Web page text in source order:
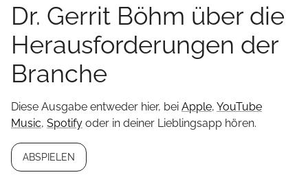
Dr. Gerrit Böhm über die
Herausforderungen der
Branche
Diese Ausgabe entweder hier, bei Apple, YouTube
Music, Spotify oder in deiner Lieblingsapp hören.
ABSPIELEN